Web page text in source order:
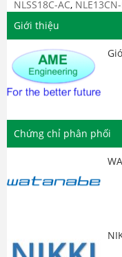
NLSS18C-AC,
Giới thiệu
Chứng chỉ phân phối